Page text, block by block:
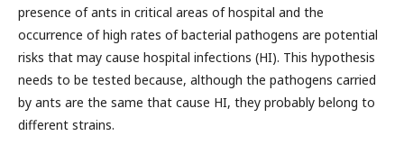
presence of ants in critical areas of hospital and the
occurrence of high rates of bacterial pathogens are potential
risks that may cause hospital infections (HI). This hypothesis
needs to be tested because, although the pathogens carried
by ants are the same that cause HI, they probably belong to
different strains.